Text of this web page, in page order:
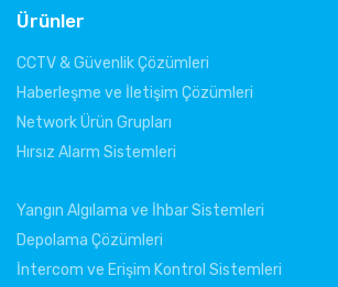
Ürünler
CCTV & Güvenlik Çözümleri
Haberleşme ve İletişim Çözümleri
Network Ürün Grupları
Hırsız Alarm Sistemleri
Yangın Algılama ve İhbar Sistemleri
Depolama Çözümleri
İntercom ve Erişim Kontrol Sistemleri